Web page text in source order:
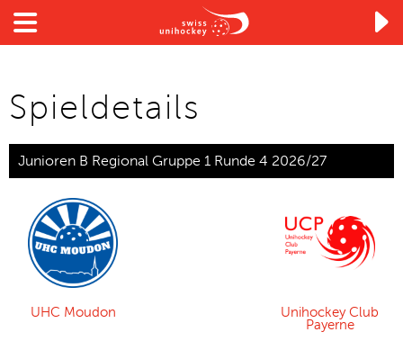

Spieldetails
Junioren B Regional Gruppe 1 Runde 4 2026/27
UHC Moudon
Unihockey Club
Payerne